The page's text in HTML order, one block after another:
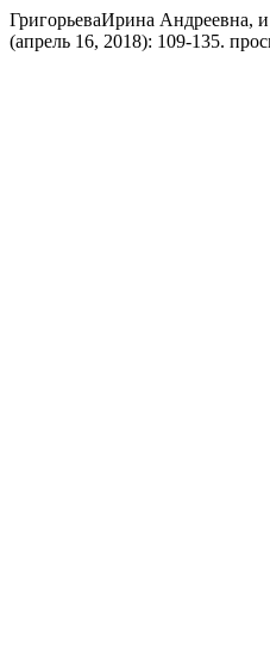
ГригорьеваИрина Андреевна,
(апрель 16, 2018): 109-135.